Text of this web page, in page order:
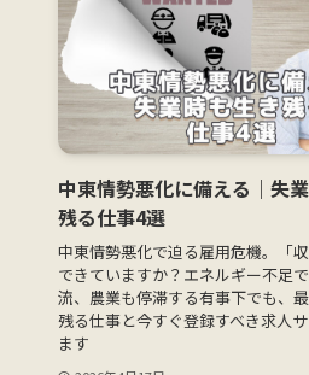
中東情勢悪化に備える｜失
残る仕事4選
中東情勢悪化で迫る雇用危機。「
できていますか？エネルギー不足
流、農業も停滞する有事下でも、
残る仕事と今すぐ登録すべき求人
ます